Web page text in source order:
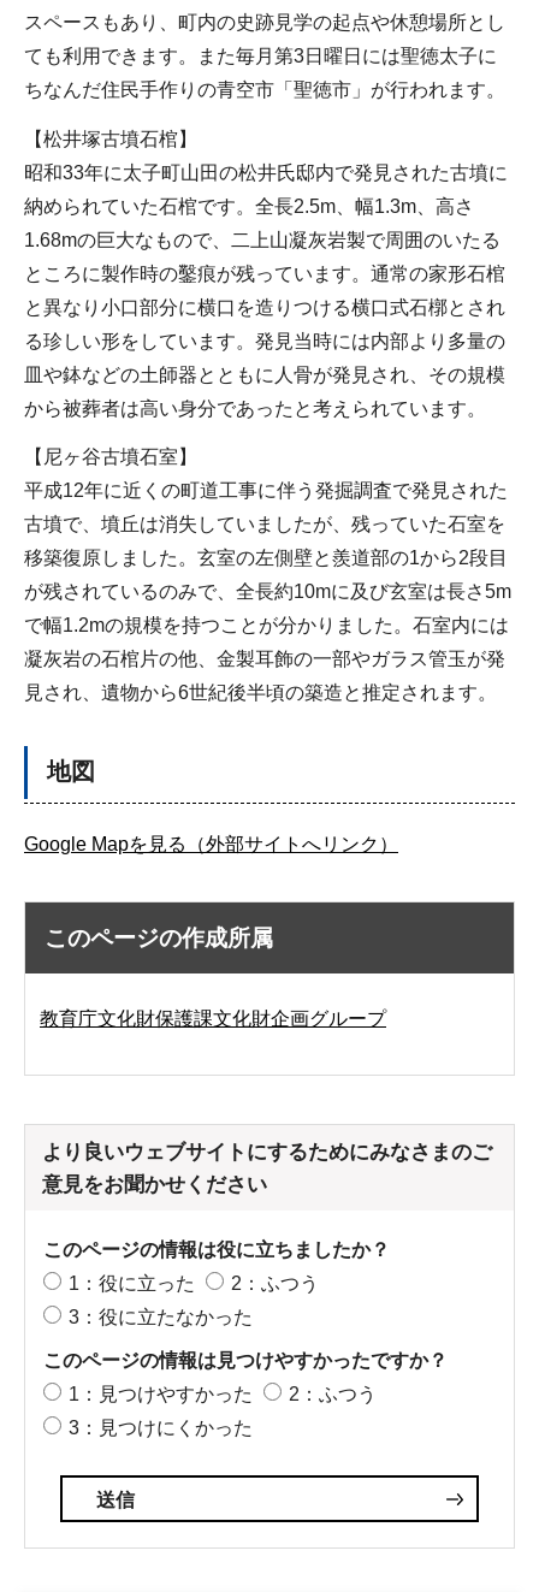
スペースもあり、町内の史跡見学の起点や休憩場所とし
ても利用できます。また毎月第3日曜日には聖徳太子に
ちなんだ住民手作りの青空市「聖徳市」が行われます。
【松井塚古墳石棺】
昭和33年に太子町山田の松井氏邸内で発見された古墳に
納められていた石棺です。全長2.5m、幅1.3m、高さ
1.68mの巨大なもので、二上山凝灰岩製で周囲のいたる
ところに製作時の鑿痕が残っています。通常の家形石棺
と異なり小口部分に横口を造りつける横口式石槨とされ
る珍しい形をしています。発見当時には内部より多量の
皿や鉢などの土師器とともに人骨が発見され、その規模
から被葬者は高い身分であったと考えられています。
【尼ヶ谷古墳石室】
平成12年に近くの町道工事に伴う発掘調査で発見された
古墳で、墳丘は消失していましたが、残っていた石室を
移築復原しました。玄室の左側壁と羨道部の1から2段目
が残されているのみで、全長約10mに及び玄室は長さ5m
で幅1.2mの規模を持つことが分かりました。石室内には
凝灰岩の石棺片の他、金製耳飾の一部やガラス管玉が発
見され、遺物から6世紀後半頃の築造と推定されます。
地図
Google Mapを見る（外部サイトへリンク）
このページの作成所属
教育庁文化財保護課文化財企画グループ
より良いウェブサイトにするためにみなさまのご
意見をお聞かせください
このページの情報は役に立ちましたか？
1：役に立った
2：ふつう
3：役に立たなかった
このページの情報は見つけやすかったですか？
1：見つけやすかった
2：ふつう
3：見つけにくかった